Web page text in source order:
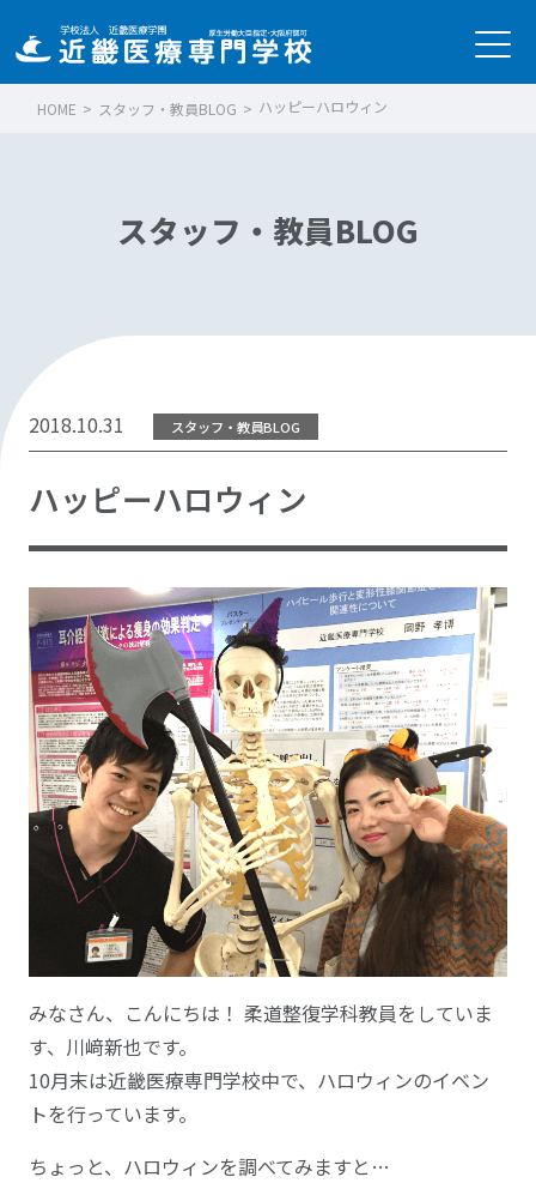
HOME > スタッフ・教員BLOG > ハッピーハロウィン
スタッフ・教員BLOG
2018.10.31 スタッフ・教員BLOG
ハッピーハロウィン
みなさん、こんにちは！ 柔道整復学科教員をしていま
す、川﨑新也です。
10月末は近畿医療専門学校中で、ハロウィンのイベン
トを行っています。
ちょっと、ハロウィンを調べてみますと…